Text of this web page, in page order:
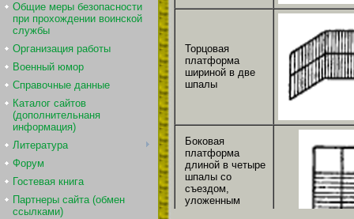
Общие меры безопасности
при прохождении воинской
службы
Организация работы
Военный юмор
Справочные данные
Каталог сайтов
(дополнительнаня
информация)
Литература
Форум
Гостевая книга
Партнеры сайта (обмен
ссылками)
Торцовая
платформа
шириной в две
шпалы
Боковая
платформа
длиной в четыре
шпалы со
съездом,
уложенным